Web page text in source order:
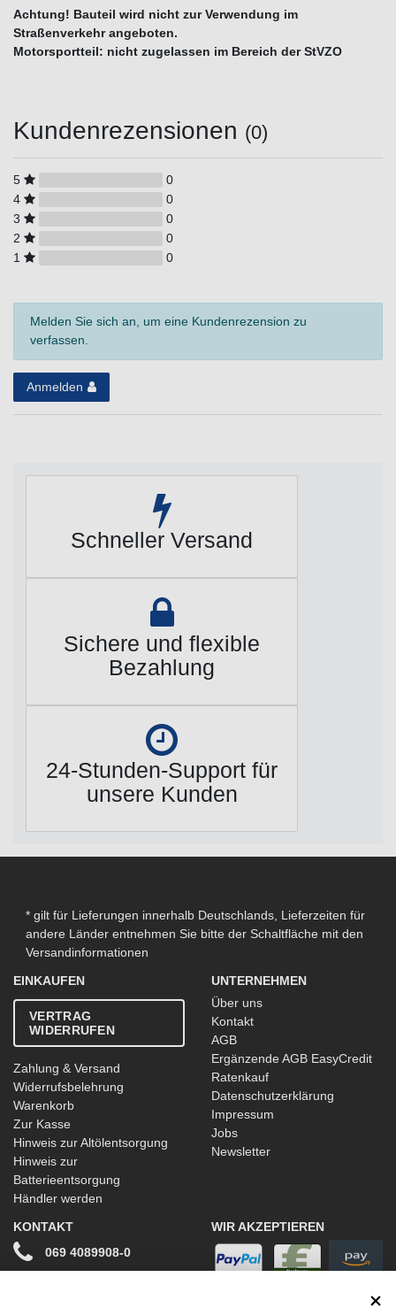
Achtung! Bauteil wird nicht zur Verwendung im
Straßenverkehr angeboten.
Motorsportteil: nicht zugelassen im Bereich der StVZO
Kundenrezensionen (0)
5
0
4
0
3
0
2
0
1
0
Melden Sie sich an, um eine Kundenrezension zu
verfassen.
Anmelden
Schneller Versand
Sichere und flexible
Bezahlung
24-Stunden-Support für
unsere Kunden
* gilt für Lieferungen innerhalb Deutschlands, Lieferzeiten für
andere Länder entnehmen Sie bitte der Schaltfläche mit den
Versandinformationen
EINKAUFEN
VERTRAG
WIDERRUFEN
Zahlung & Versand
Widerrufsbelehrung
Warenkorb
Zur Kasse
Hinweis zur Altölentsorgung
Hinweis zur
Batterieentsorgung
Händler werden
UNTERNEHMEN
Über uns
Kontakt
AGB
Ergänzende AGB EasyCredit
Ratenkauf
Datenschutzerklärung
Impressum
Jobs
Newsletter
KONTAKT
069 4089908-0
WIR AKZEPTIEREN